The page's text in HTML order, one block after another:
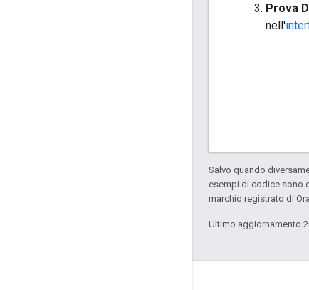
Prova
nell'
Salvo quando
esempi di codice sono
marchio registrato di
Ultimo aggiornamento